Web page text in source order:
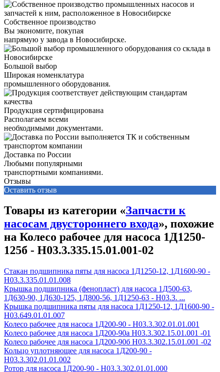
Собственное производство
Вы экономите, покупая
напрямую у завода в Новосибирске.
Большой выбор
Широкая номенклатура
промышленного оборудования.
Продукция сертифицирована
Располагаем всеми
необходимыми документами.
Доставка по России
Любыми популярными
транспортными компаниями.
Отзывы
Оставить отзыв
Товары из категории «Запчасти к
насосам двустороннего входа», похожие
на Колесо рабочее для насоса 1Д1250-
125б - Н03.3.335.15.01.001-02
Стакан подшипника пяты для насоса 1Д1250-12, 1Д1600-90 -
Н03.3.335.01.01.008
Крышка подшипника (фенопласт) для насоса 1Д500-63,
1Д630-90, 1Д630-125, 1Д800-56, 1Д1250-63 - Н03.3. ...
Крышка подшипника пяты для насоса 1Д1250-12, 1Д1600-90 -
Н03.649.01.01.007
Колесо рабочее для насоса 1Д200-90 - H03.3.302.01.01.001
Колесо рабочее для насоса 1Д200-90а H03.3.302.15.01.001 -01
Колесо рабочее для насоса 1Д200-90б H03.3.302.15.01.001 -02
Кольцо уплотняющее для насоса 1Д200-90 -
Н03.3.302.01.01.002
Ротор для насоса 1Д200-90 - Н03.3.302.01.01.000